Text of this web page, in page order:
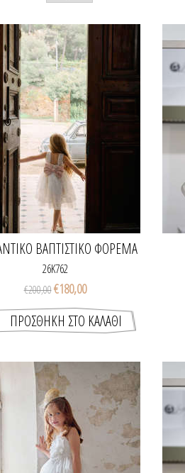
ΒΑΠΤΙΣΤΙΚΌ ΦΌΡΕΜΑ
ΚΟΡΙΤΣΙΟΎ
26K762
€200,00€180,00